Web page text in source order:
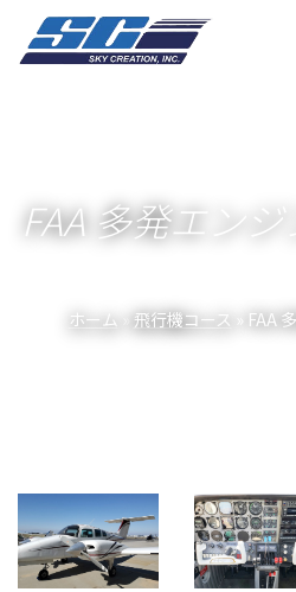
FAA 多発エン
ホーム 飛行機コース » FAA